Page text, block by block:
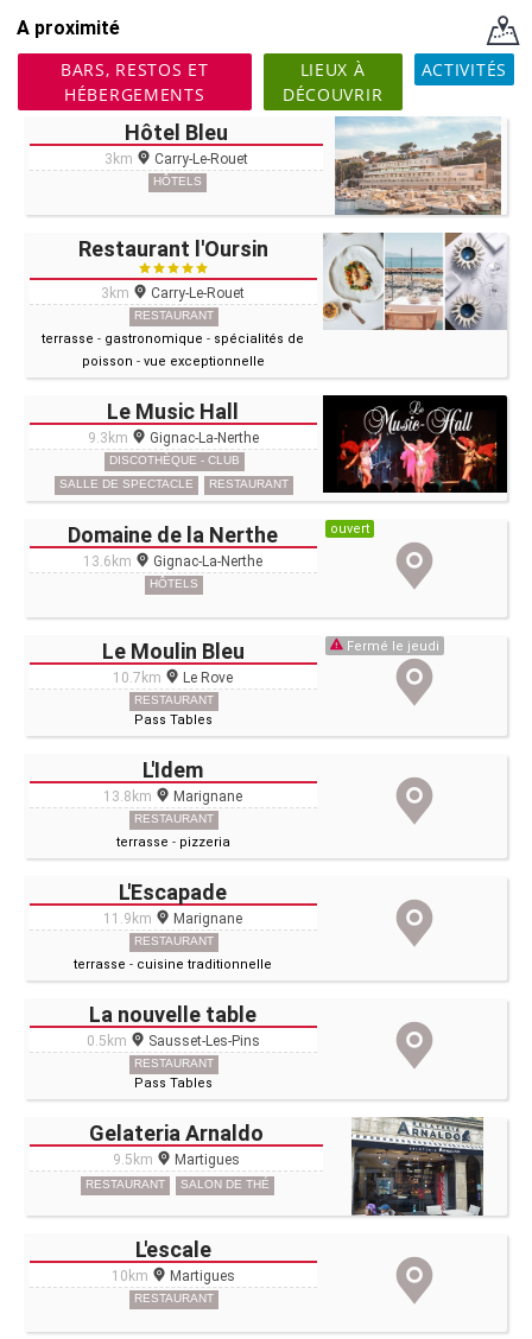
A proximité
BARS, RESTOS ET
HÉBERGEMENTS
LIEUX À
DÉCOUVRIR
ACTIVITÉS
Hôtel Bleu
3km Carry-Le-Rouet
HÔTELS
Restaurant l'Oursin
3km Carry-Le-Rouet
RESTAURANT
terrasse - gastronomique - spécialités de
poisson - vue exceptionnelle
Le Music Hall
9.3km Gignac-La-Nerthe
DISCOTHÈQUE - CLUB
SALLE DE SPECTACLE
RESTAURANT
Domaine de la Nerthe
13.6km Gignac-La-Nerthe
HÔTELS
ouvert
Le Moulin Bleu
10.7km Le Rove
RESTAURANT
Pass Tables
Fermé le jeudi
L'Idem
13.8km Marignane
RESTAURANT
terrasse - pizzeria
L'Escapade
11.9km Marignane
RESTAURANT
terrasse - cuisine traditionnelle
La nouvelle table
0.5km Sausset-Les-Pins
RESTAURANT
Pass Tables
Gelateria Arnaldo
9.5km Martigues
RESTAURANT SALON DE THÉ
L'escale
10km Martigues
RESTAURANT